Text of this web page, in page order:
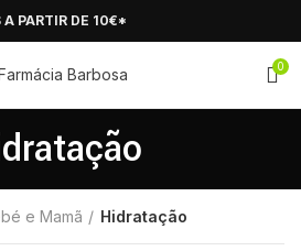
A PARTIR DE 10€*
0
e Mamã Hidratação